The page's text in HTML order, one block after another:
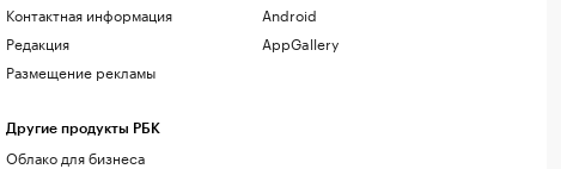
Контактная информация
Редакция
Размещение рекламы
Другие продукты РБК
Облако для бизнеса
Android
AppGallery